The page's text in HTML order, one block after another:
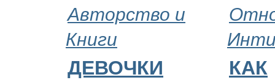
Авторство и
Книги
ДЕВОЧКИ
КАК